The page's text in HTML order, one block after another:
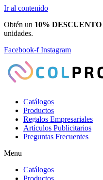
Ir al contenido
Obtén un 10% DESCUENTO
unidades.
Facebook-f Instagram
Catálogos
Productos
Regalos Empresariales
Artículos Publicitarios
Preguntas Frecuentes
Menu
Catálogos
Productos